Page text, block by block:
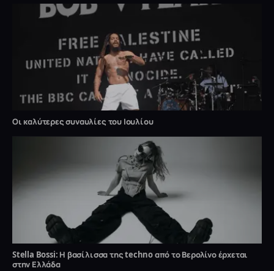
Οι καλύτερες συναυλίες του Ιουλίου
Stella Bossi: Η βασίλισσα της techno από το Βερολίνο έρχεται
στην Ελλάδα